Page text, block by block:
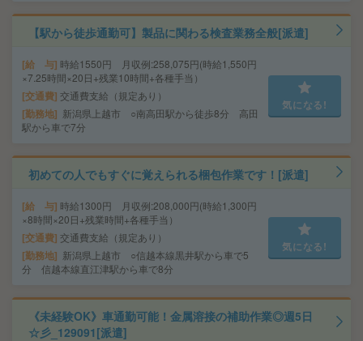
【駅から徒歩通勤可】製品に関わる検査業務全般[派遣]
給 与 時給1550円 月収例:258,075円(時給1,550円
×7.25時間×20日+残業10時間+各種手当）
交通費 交通費支給（規定あり）
勤務地
新潟県上越市 ○南高田駅から徒歩8分 高田
駅から車で7分
気になる!
初めての人でもすぐに覚えられる梱包作業です！[派遣]
給 与 時給1300円 月収例:208,000円(時給1,300円
×8時間×20日+残業時間+各種手当）
交通費 交通費支給（規定あり）
勤務地
新潟県上越市 ○信越本線黒井駅から車で5
分 信越本線直江津駅から車で8分
気になる!
《未経験OK》車通勤可能！金属溶接の補助作業◎週5日
☆彡_129091[派遣]